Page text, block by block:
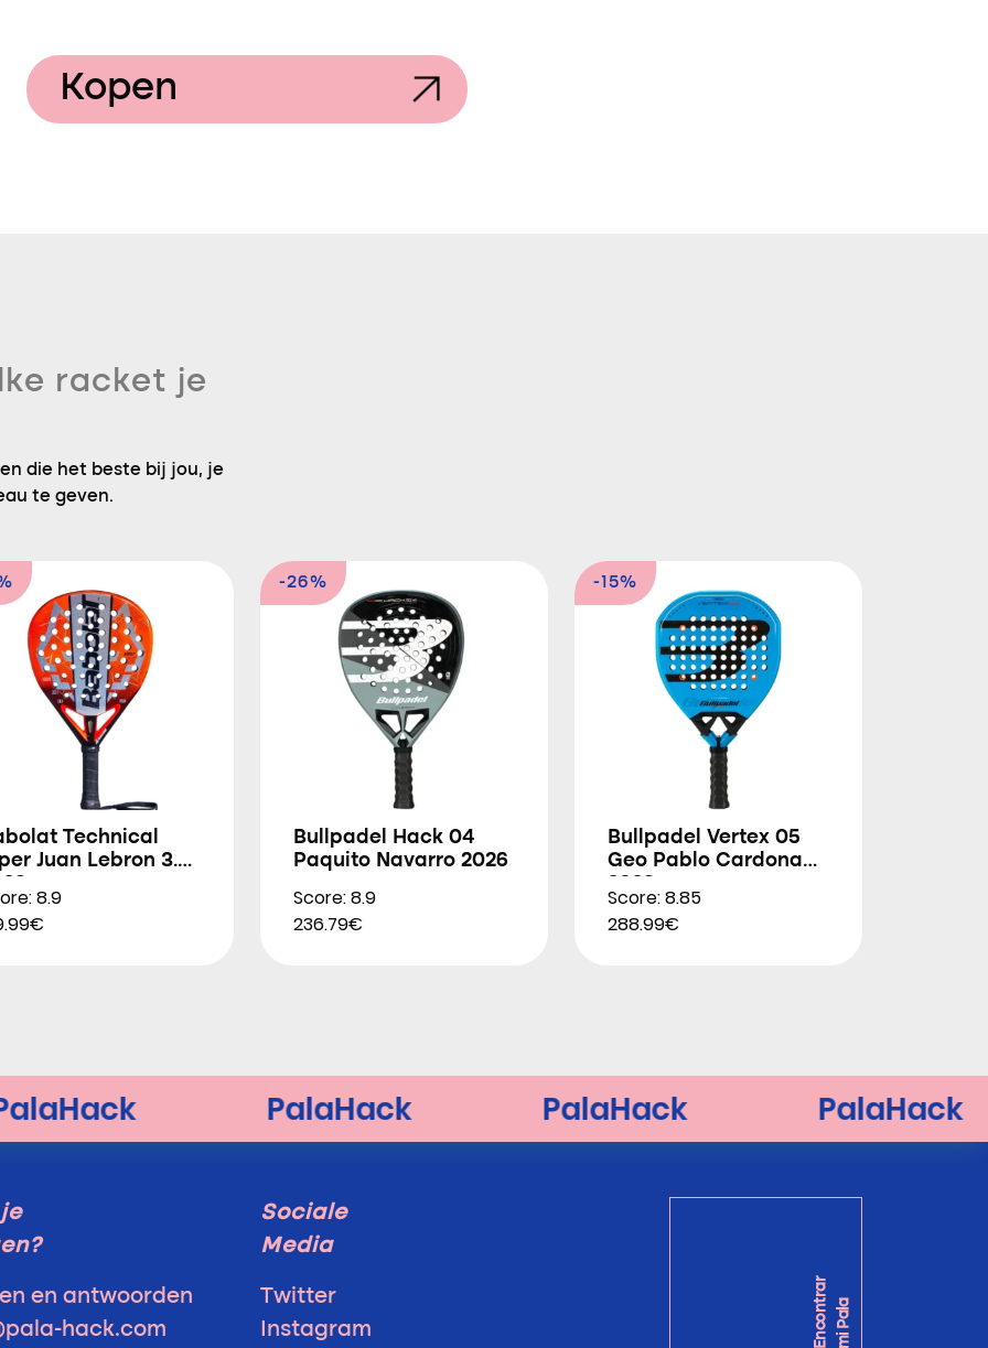
Kopen
racket je
die het beste bij jou, je
te geven.
Technical
Juan Lebron 3.0
8.9
-26%
Bullpadel Hack 04
Paquito Navarro 2026
Score: 8.9
236.79€
-15%
Bullpadel Vertex 05
Geo Pablo Cardona
Score: 8.85
288.99€
en antwoorden
hack.com
Sociale
Media
Twitter
Instagram